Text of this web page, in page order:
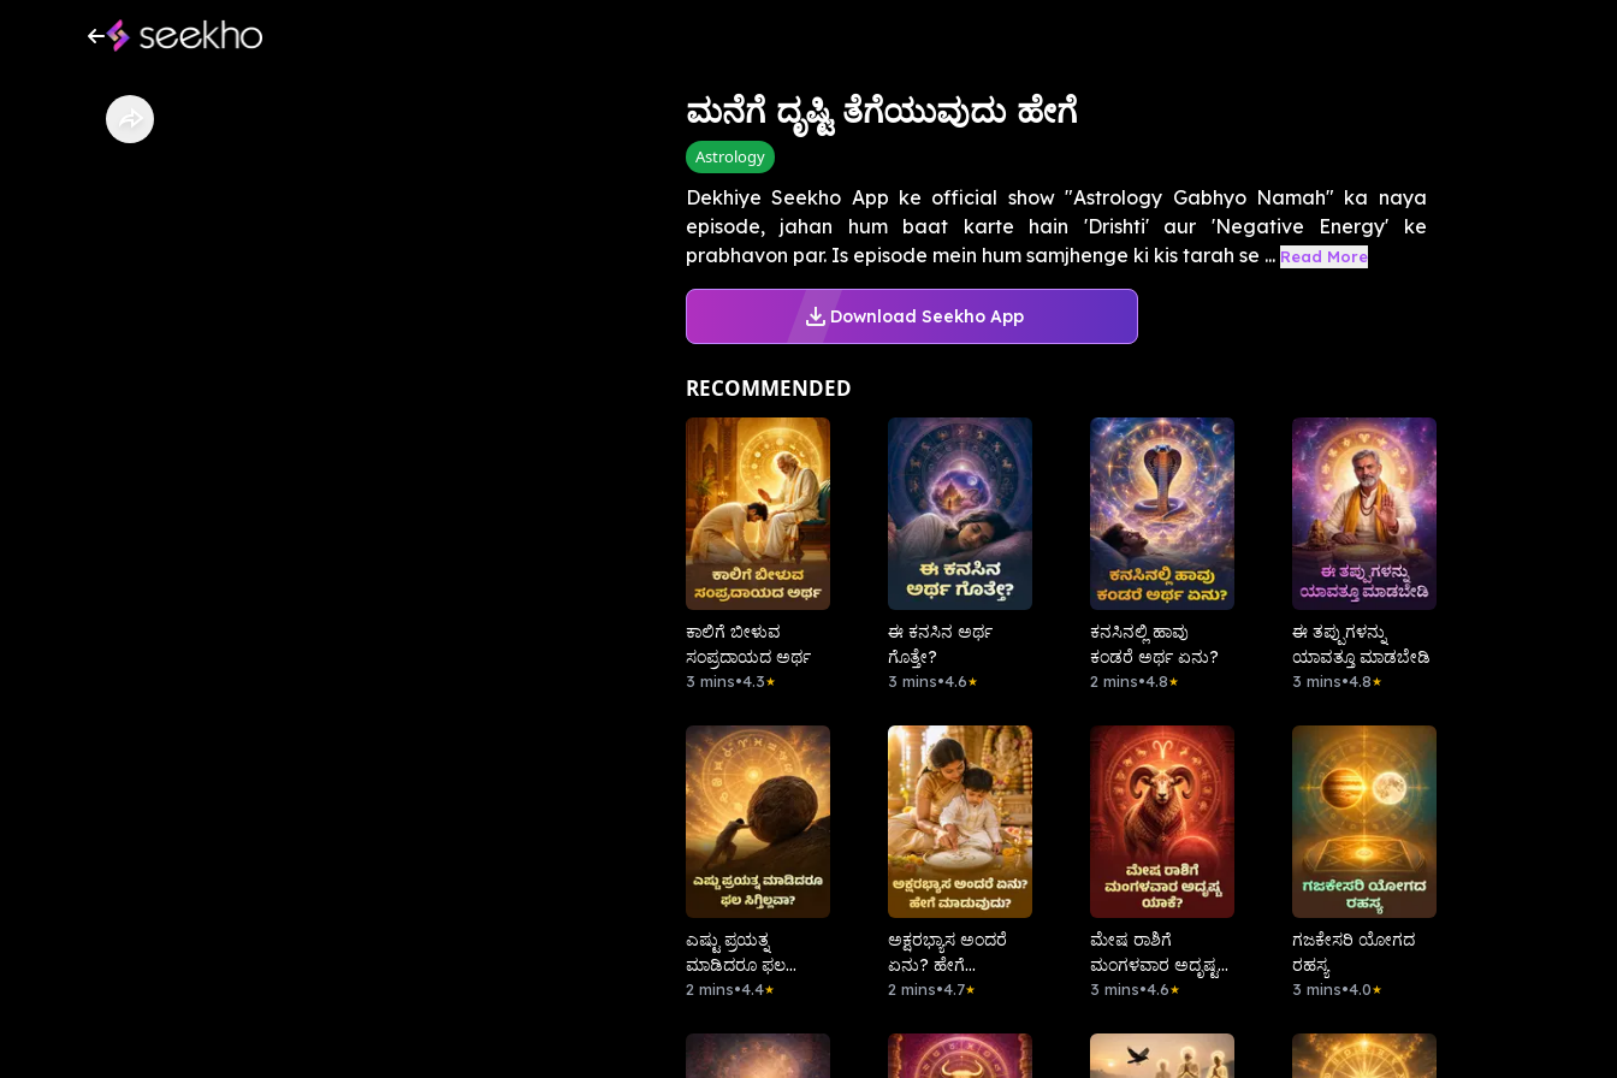
ಮನೆಗೆ ದೃಷ್ಟಿ ತೆಗೆಯುವುದು ಹೇಗೆ
Astrology
Dekhiye Seekho App ke official show "Astrology Gabhyo Namah" ka naya
episode, jahan hum baat karte hain 'Drishti' aur 'Negative Energy' ke
prabhavon par. Is episode mein hum samjhenge ki kis tarah se ... Read More
Download Seekho App
RECOMMENDED
ಕಾಲಿಗೆ ಬೀಳುವ
ಸಂಪ್ರದಾಯದ ಅರ್ಥ
3 mins•4.3★
ಈ ಕನಸಿನ ಅರ್ಥ
ಗೊತ್ತೇ?
3 mins•4.6★
ಕನಸಿನಲ್ಲಿ ಹಾವು
ಕಂಡರೆ ಅರ್ಥ ಏನು?
2 mins•4.8★
ಈ ತಪ್ಪುಗಳನ್ನು
ಯಾವತ್ತೂ ಮಾಡಬೇಡಿ
3 mins•4.8★
ಎಷ್ಟು ಪ್ರಯತ್ನ
ಮಾಡಿದರೂ ಫಲ
ಸಿಗ್ತಿಲ್ಲವಾ?
2 mins•4.4★
ಅಕ್ಷರಭ್ಯಾಸ ಅಂದರೆ
ಏನು? ಹೇಗೆ
ಮಾಡುವುದು?
2 mins•4.7★
ಮೇಷ ರಾಶಿಗೆ
ಮಂಗಳವಾರ ಅದೃಷ್ಟ
ಯಾಕೆ?
3 mins•4.6★
ಗಜಕೇಸರಿ ಯೋಗದ
ರಹಸ್ಯ
3 mins•4.0★